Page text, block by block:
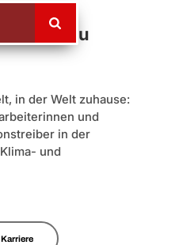
in der Welt zuhause:
und
in der
und
Karriere